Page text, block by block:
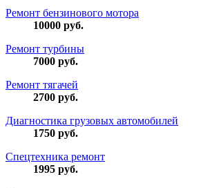
Ремонт бензинового мотора
10000 руб.
Ремонт турбины
7000 руб.
Ремонт тягачей
2700 руб.
Диагностика грузовых автомобилей
1750 руб.
Спецтехника ремонт
1995 руб.